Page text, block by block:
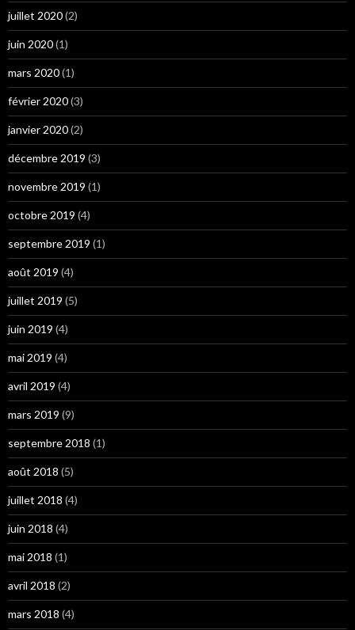
juillet 2020(2)
juin 2020(1)
mars 2020(1)
février 2020(3)
janvier 2020(2)
décembre 2019 (3)
novembre 2019 (1)
octobre 2019 (4)
septembre 2019 (1)
août 2019 (4)
juillet 2019 (5)
juin 2019 (4)
mai 2019 (4)
avril 2019 (4)
mars 2019 (9)
septembre 2018 (1)
août 2018 (5)
juillet 2018 (4)
juin 2018 (4)
mai 2018 (1)
avril 2018 (2)
mars 2018 (4)